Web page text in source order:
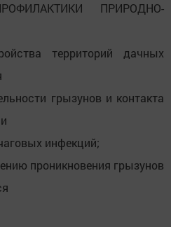
ПРИРОДНО-
территорий дачных
грызунов и контакта
инфекций;
проникновения грызунов